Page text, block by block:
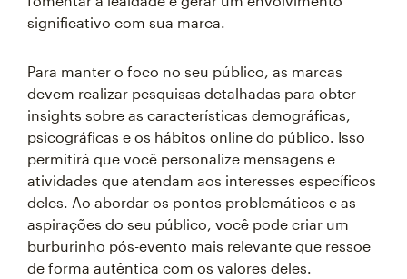
significativo com sua marca.
Para manter o foco no seu público, as marcas
devem realizar pesquisas detalhadas para obter
insights sobre as características demográficas,
psicográficas e os hábitos online do público. Isso
permitirá que você personalize mensagens e
atividades que atendam aos interesses específicos
deles. Ao abordar os pontos problemáticos e as
aspirações do seu público, você pode criar um
burburinho pós-evento mais relevante que ressoe
de forma autêntica com os valores deles.